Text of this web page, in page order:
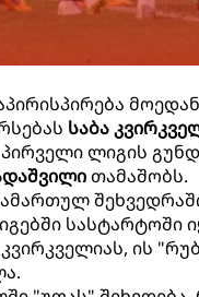
საბა
ლიგის
თამაშობს.
ის